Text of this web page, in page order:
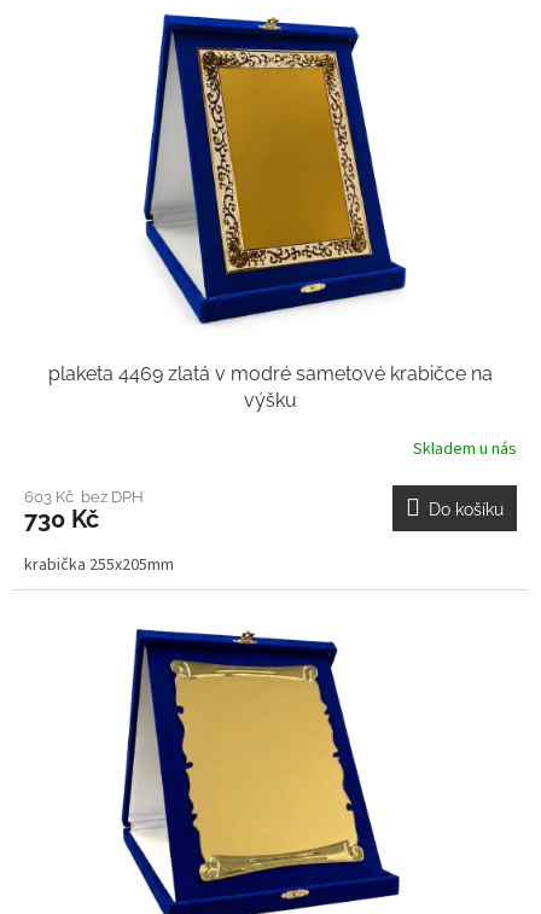
plaketa 4469 zlatá v modré sametové krabičce na
výšku
Skladem u nás
603 Kč bez DPH
730 Kč Do košíku
krabička 255x205mm